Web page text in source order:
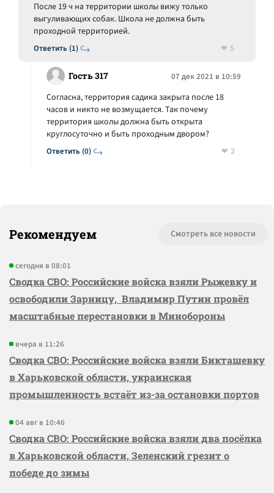
Ответить (1)
После 19 ч на территории школы вижу только
выгуливающих собак. Школа не должна быть
проходной территорией.
5
Гость 317 07 дек 2021 в 10:59
Ответить (0)
Согласна, территория садика закрыта после 18
часов и никто не возмущается. Так почему
территория школы должна быть открыта
круглосуточно и быть проходным двором?
2
Рекомендуем Смотреть все новости
сегодня в 08:01
Сводка СВО: Российские войска взяли Рыжевку и
освободили Зарницу, Владимир Путин провёл
масштабные перестановки в Минобороны
вчера в 11:26
Сводка СВО: Российские войска взяли Бикташевку
в Харьковской области, украинская
промышленность встаёт из-за остановки портов
04 авг в 10:46
Сводка СВО: Российские войска взяли два посёлка
в Харьковской области, Зеленский грезит о
победе до зимы